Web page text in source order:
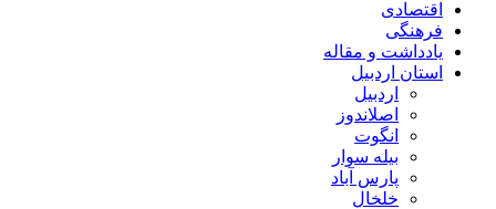
اقتصادی
فرهنگی
یادداشت و مقاله
استان اردبیل
اردبیل
اصلاندوز
انگوت
بیله سوار
پارس آباد
خلخال